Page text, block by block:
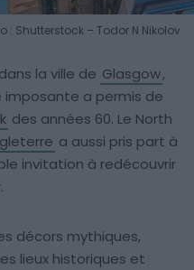
: Shutterstock – Todor N Nikolov
la ville de Glasgow,
imposante a permis de
des années 60. Le North
a aussi pris part à
invitation à redécouvrir
décors mythiques,
lieux historiques et